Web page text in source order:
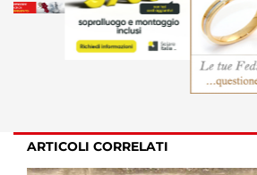
ARTICOLI CORRELATI